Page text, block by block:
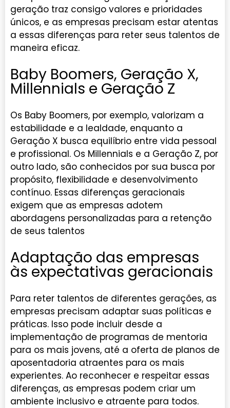
geração traz consigo valores e prioridades
únicos, e as empresas precisam estar atentas
a essas diferenças para reter seus talentos de
maneira eficaz.
Baby Boomers, Geração X,
Millennials e Geração Z
Os Baby Boomers, por exemplo, valorizam a
estabilidade e a lealdade, enquanto a
Geração X busca equilíbrio entre vida pessoal
e profissional. Os Millennials e a Geração Z, por
outro lado, são conhecidos por sua busca por
propósito, flexibilidade e desenvolvimento
contínuo. Essas diferenças geracionais
exigem que as empresas adotem
abordagens personalizadas para a retenção
de seus talentos
Adaptação das empresas
às expectativas geracionais
Para reter talentos de diferentes gerações, as
empresas precisam adaptar suas políticas e
práticas. Isso pode incluir desde a
implementação de programas de mentoria
para os mais jovens, até a oferta de planos de
aposentadoria atraentes para os mais
experientes. Ao reconhecer e respeitar essas
diferenças, as empresas podem criar um
ambiente inclusivo e atraente para todos.